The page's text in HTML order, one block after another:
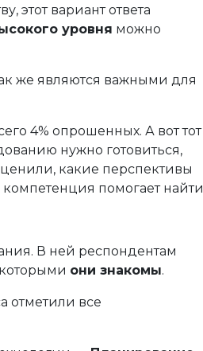
этот вариант ответа
уровня можно
же являются важными для
4% опрошенных. А вот тот
нужно готовиться,
какие перспективы
помогает найти
В ней респондентам
они знакомы.
отметили все